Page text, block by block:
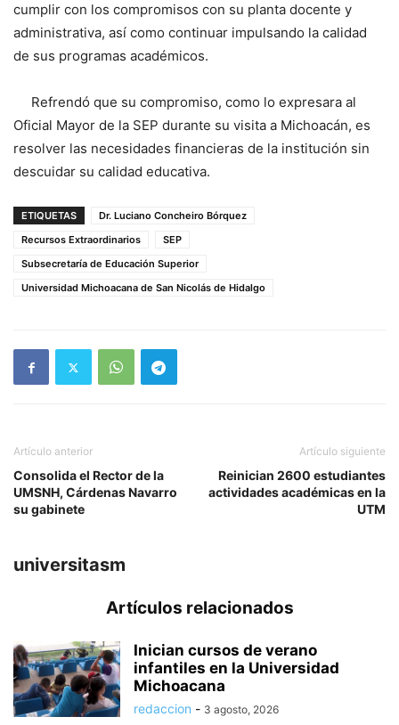
cumplir con los compromisos con su planta docente y
administrativa, así como continuar impulsando la calidad
de sus programas académicos.
Refrendó que su compromiso, como lo expresara al
Oficial Mayor de la SEP durante su visita a Michoacán, es
resolver las necesidades financieras de la institución sin
descuidar su calidad educativa.
ETIQUETAS
Dr. Luciano Concheiro Bórquez
Recursos Extraordinarios
SEP
Subsecretaría de Educación Superior
Universidad Michoacana de San Nicolás de Hidalgo
Artículo anterior
Consolida el Rector de la
UMSNH, Cárdenas Navarro
su gabinete
Artículo siguiente
Reinician 2600 estudiantes
actividades académicas en la
UTM
universitasm
Artículos relacionados
Inician cursos de verano
infantiles en la Universidad
Michoacana
redaccion - 3 agosto, 2026